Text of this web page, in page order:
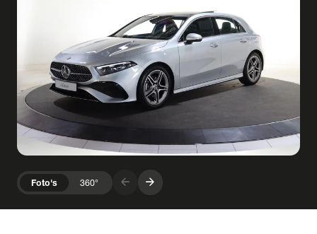
Foto's 360° arrow_forward arrow_forward